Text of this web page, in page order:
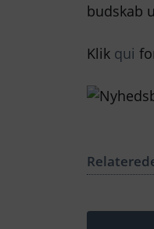
budskab
Klik qui